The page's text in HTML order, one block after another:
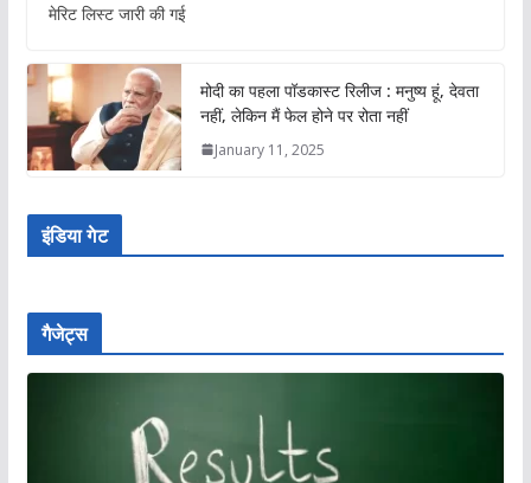
मेरिट लिस्ट जारी की गई
मोदी का पहला पॉडकास्ट रिलीज : मनुष्य हूं, देवता
नहीं, लेकिन मैं फेल होने पर रोता नहीं
January 11, 2025
इंडिया गेट
गैजेट्स